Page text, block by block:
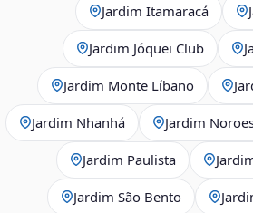
Jardim Itamaracá
Jardim Jóquei Club
Jardim Monte Líbano
Jardim Nhanhá Jardim
Jardim Paulista
Jardim São Bento